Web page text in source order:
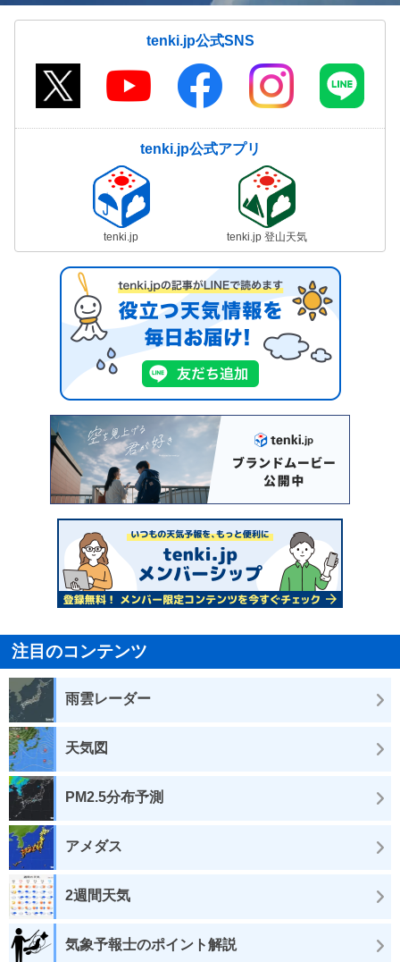
tenki.jp公式SNS
tenki.jp公式アプリ
tenki.jp tenki.jp 登山天気
注目のコンテンツ
雨雲レーダー
天気図
PM2.5分布予測
アメダス
2週間天気
気象予報士のポイント解説